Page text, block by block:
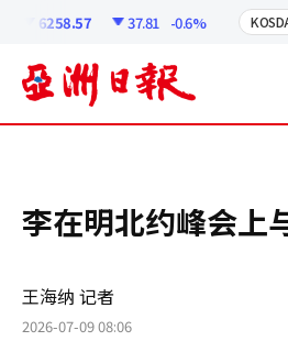
6258.57 37.81 -0.6%
李在明北约峰会上
王海纳 记者
2026-07-09 08:06